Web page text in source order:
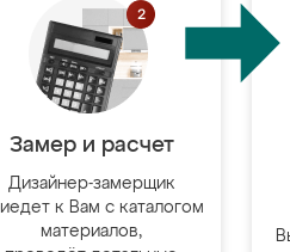
Замер и расчет
Дизайнер-замерщик
к Вам с каталогом
материалов,